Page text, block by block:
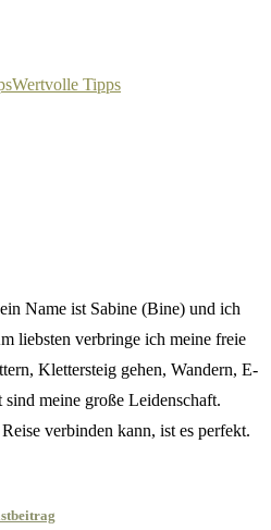
Wertvolle Tipps
Name ist Sabine (Bine) und ich
liebsten verbringe ich meine freie
Klettersteig gehen, Wandern, E-
meine große Leidenschaft.
verbinden kann, ist es perfekt.